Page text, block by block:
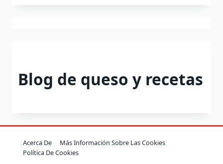
Blog de queso y recetas
Acerca De
Más Información Sobre Las Cookies
Política De Cookies